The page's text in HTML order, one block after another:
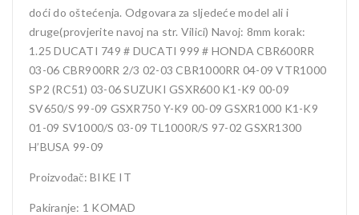
doći do oštećenja. Odgovara za sljedeće model ali i
druge(provjerite navoj na str. Vilici) Navoj: 8mm korak:
1.25 DUCATI 749 # DUCATI 999 # HONDA CBR600RR
03-06 CBR900RR 2/3 02-03 CBR1000RR 04-09 VTR1000
SP2 (RC51) 03-06 SUZUKI GSXR600 K1-K9 00-09
SV650/S 99-09 GSXR750 Y-K9 00-09 GSXR1000 K1-K9
01-09 SV1000/S 03-09 TL1000R/S 97-02 GSXR1300
H’BUSA 99-09
Proizvođač: BIKE IT
Pakiranje: 1 KOMAD